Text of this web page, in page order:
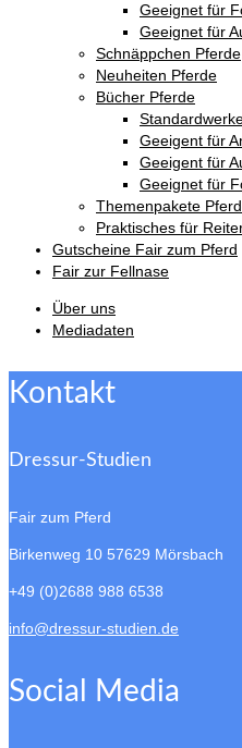
Geeignet für
Geeignet für
Schnäppchen Pferde
Neuheiten Pferde
Bücher Pferde
Geeigent für
Geeigent für
Geeignet für
Themenpakete
Praktisches für
Gutscheine Fair zum Pferd
Fair zur Fellnase
Über uns
Mediadaten
Kontakt
Dressur-Studien
Fair zum Pferd
Birkenweg 10 57629 Mörsbach
+49 (0)2688 988 6538
info@dressur-studien.de
Social Media